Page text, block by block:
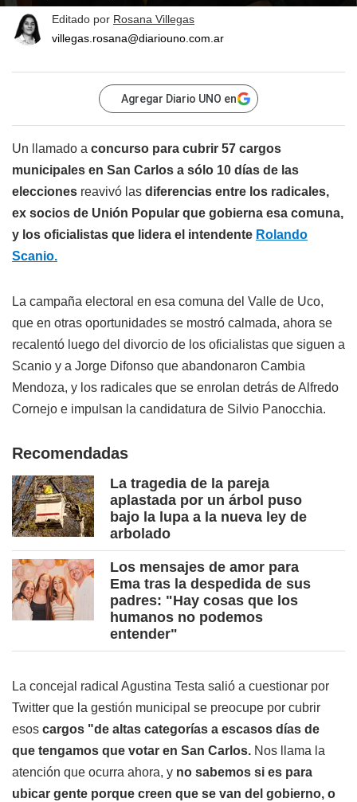
Editado por Rosana Villegas
villegas.rosana@diariouno.com.ar
Agregar Diario UNO en
Un llamado a concurso para cubrir 57 cargos
municipales en San Carlos a sólo 10 días de las
elecciones reavivó las diferencias entre los radicales,
ex socios de Unión Popular que gobierna esa comuna,
y los oficialistas que lidera el intendente Rolando
Scanio.
La campaña electoral en esa comuna del Valle de Uco,
que en otras oportunidades se mostró calmada, ahora se
recalentó luego del divorcio de los oficialistas que siguen a
Scanio y a Jorge Difonso que abandonaron Cambia
Mendoza, y los radicales que se enrolan detrás de Alfredo
Cornejo e impulsan la candidatura de Silvio Panocchia.
Recomendadas
La tragedia de la pareja
aplastada por un árbol puso
bajo la lupa a la nueva ley de
arbolado
Los mensajes de amor para
Ema tras la despedida de sus
padres: "Hay cosas que los
humanos no podemos
entender"
La concejal radical Agustina Testa salió a cuestionar por
Twitter que la gestión municipal se preocupe por cubrir
esos cargos "de altas categorías a escasos días de
que tengamos que votar en San Carlos. Nos llama la
atención que ocurra ahora, y no sabemos si es para
ubicar gente porque creen que se van del gobierno, o